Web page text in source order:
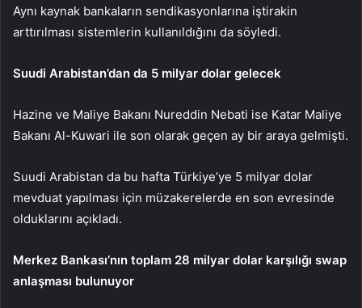
Aynı kaynak bankaların sendikasyonlarına iştirakin
arttırılması sistemlerin kullanıldığını da söyledi.
Suudi Arabistan’dan da 5 milyar dolar gelecek
Hazine ve Maliye Bakanı Nureddin Nebati ise Katar Maliye
Bakanı Al-Kuwari ile son olarak geçen ay bir araya gelmişti.
Suudi Arabistan da bu hafta Türkiye’ye 5 milyar dolar
mevduat yapılması için müzakerelerde en son evresinde
olduklarını açıkladı.
Merkez Bankası’nın toplam 28 milyar dolar karşılığı swap
anlaşması bulunuyor